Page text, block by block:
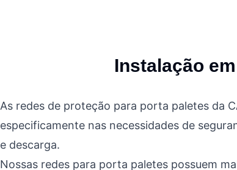
Instalação em
As redes de proteção para porta paletes da
especificamente nas necessidades de
e descarga.
Nossas redes para porta paletes possuem